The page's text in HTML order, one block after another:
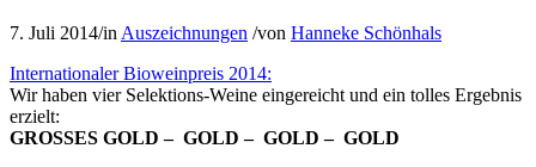
7. Juli 2014/in Auszeichnungen /von Hanneke Schönhals
Internationaler Bioweinpreis 2014:
Wir haben vier Selektions-Weine eingereicht und ein tolles Ergebnis
erzielt:
GROSSES GOLD – GOLD – GOLD – GOLD